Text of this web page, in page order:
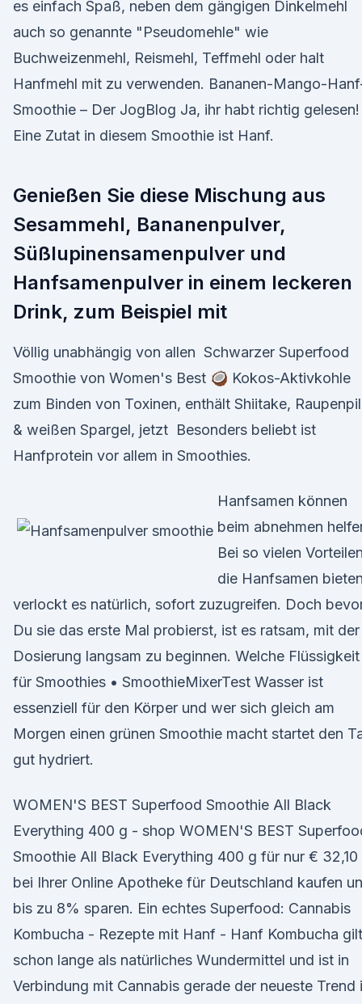
es einfach Spaß, neben dem gängigen Dinkelmehl
auch so genannte "Pseudomehle" wie
Buchweizenmehl, Reismehl, Teffmehl oder halt
Hanfmehl mit zu verwenden. Bananen-Mango-
Smoothie – Der JogBlog Ja, ihr habt richtig gelesen!
Eine Zutat in diesem Smoothie ist Hanf.
Genießen Sie diese Mischung aus
Sesammehl, Bananenpulver,
Süßlupinensamenpulver und
Hanfsamenpulver in einem leckeren
Drink, zum Beispiel mit
Völlig unabhängig von allen Schwarzer Superfood
Smoothie von Women's Best 🥥 Kokos-Aktivkohle
zum Binden von Toxinen, enthält Shiitake,
& weißen Spargel, jetzt Besonders beliebt ist
Hanfprotein vor allem in Smoothies.
Hanfsamen können
beim abnehmen
Bei so vielen
die Hanfsamen
verlockt es natürlich, sofort zuzugreifen. Doch
Du sie das erste Mal probierst, ist es ratsam, mit der
Dosierung langsam zu beginnen. Welche Flüssigkeit
für Smoothies • SmoothieMixerTest Wasser ist
essenziell für den Körper und wer sich gleich am
Morgen einen grünen Smoothie macht startet den
gut hydriert.
WOMEN'S BEST Superfood Smoothie All Black
Everything 400 g - shop WOMEN'S BEST
Smoothie All Black Everything 400 g für nur € 32,10
bei Ihrer Online Apotheke für Deutschland kaufen
bis zu 8% sparen. Ein echtes Superfood: Cannabis
Kombucha - Rezepte mit Hanf - Hanf Kombucha gilt
schon lange als natürliches Wundermittel und ist in
Verbindung mit Cannabis gerade der neueste Trend